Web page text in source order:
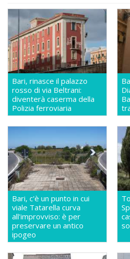
Bari, rinasce il palazzo
rosso di via Beltrani:
diventerà caserma della
Polizia ferroviaria
Bari, c'è un punto in cui
viale Tatarella curva
all'improvviso: è per
preservare un antico
ipogeo